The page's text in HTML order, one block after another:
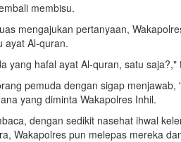
membisu.
mengajukan pertanyaan,
ayat Al-quran.
yang hafal ayat Al-quran, satu saja?,"
pemuda dengan sigap
yang diminta Wakapolres Inhil.
dengan sedikit nasehat ihwal
Wakapolres pun melepas mereka